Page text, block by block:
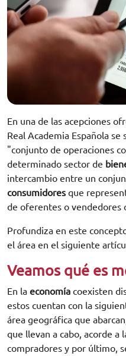
En una de las acepciones
Real Academia Española
"conjunto de operaciones
determinado sector de
intercambio entre un
consumidores que
de oferentes o vendedores
Profundiza en este
el área en el siguiente
Veamos qué es
En la economía coexisten
estos cuentan con la
área geográfica que
que llevan a cabo, acorde a
compradores y por último,